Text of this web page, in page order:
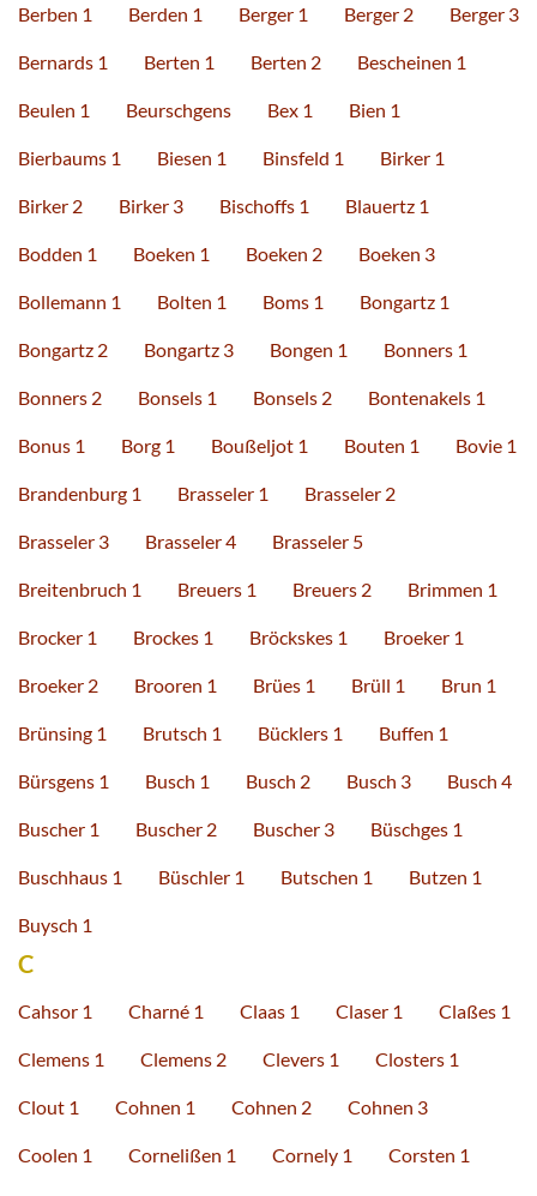
Berben 1 Berden 1 Berger 1 Berger 2 Berger 3
Bernards 1 Berten 1 Berten 2 Bescheinen 1
Beulen 1 Beurschgens Bex 1 Bien 1
Bierbaums 1 Biesen 1 Binsfeld 1 Birker 1
Birker 2 Birker 3 Bischoffs 1 Blauertz 1
Bodden 1 Boeken 1 Boeken 2 Boeken 3
Bollemann 1 Bolten 1 Boms 1 Bongartz 1
Bongartz 2 Bongartz 3 Bongen 1 Bonners 1
Bonners 2 Bonsels 1 Bonsels 2 Bontenakels 1
Bonus 1 Borg 1 Boußeljot 1 Bouten 1 Bovie 1
Brandenburg 1 Brasseler 1 Brasseler 2
Brasseler 3 Brasseler 4 Brasseler 5
Breitenbruch 1 Breuers 1 Breuers 2 Brimmen 1
Brocker 1 Brockes 1 Bröckskes 1 Broeker 1
Broeker 2 Brooren 1 Brües 1 Brüll 1 Brun 1
Brünsing 1 Brutsch 1 Bücklers 1 Buffen 1
Bürsgens 1 Busch 1 Busch 2 Busch 3 Busch 4
Buscher 1 Buscher 2 Buscher 3 Büschges 1
Buschhaus 1 Büschler 1 Butschen 1 Butzen 1
Buysch 1
C
Cahsor 1 Charné 1 Claas 1 Claser 1 Claßes 1
Clemens 1 Clemens 2 Clevers 1 Closters 1
Clout 1 Cohnen 1 Cohnen 2 Cohnen 3
Coolen 1 Cornelißen 1 Cornely 1 Corsten 1